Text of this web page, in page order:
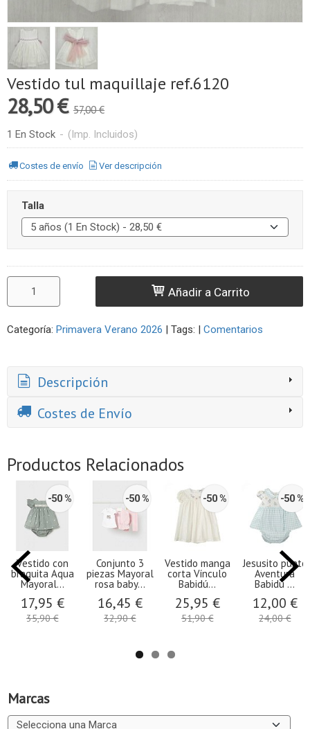
Marcas
Vestido tul maquillaje ref.6120
28,50 € 57,00 €
1 En Stock - (Imp. Incluidos)
Costes de envío Ver descripción
Talla
Añadir a Carrito
Categoría: Primavera Verano 2026 | Tags: | Comentarios
Descripción
Costes de Envío
Productos Relacionados
-50 %
Vestido con
braguita Aqua
Mayoral...
17,95 €
35,90 €
-50 %
Conjunto 3
piezas Mayoral
rosa baby...
16,45 €
32,90 €
-50 %
Vestido manga
corta Vínculo
Babidú...
25,95 €
51,90 €
-50 %
Jesusito punto
Aventura
Babidú ...
12,00 €
24,00 €